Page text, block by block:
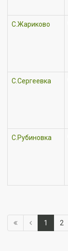
С.Жариково
С.Сергеевка
С.Рубиновка
1
2